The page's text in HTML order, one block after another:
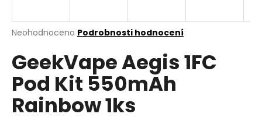
Průměrné
produktu
je
0,0
5
hvězdiček.
Neohodnoceno Podrobnosti hodnocení
GeekVape Aegis 1FC
Pod Kit 550mAh
Rainbow 1ks
j
t
?